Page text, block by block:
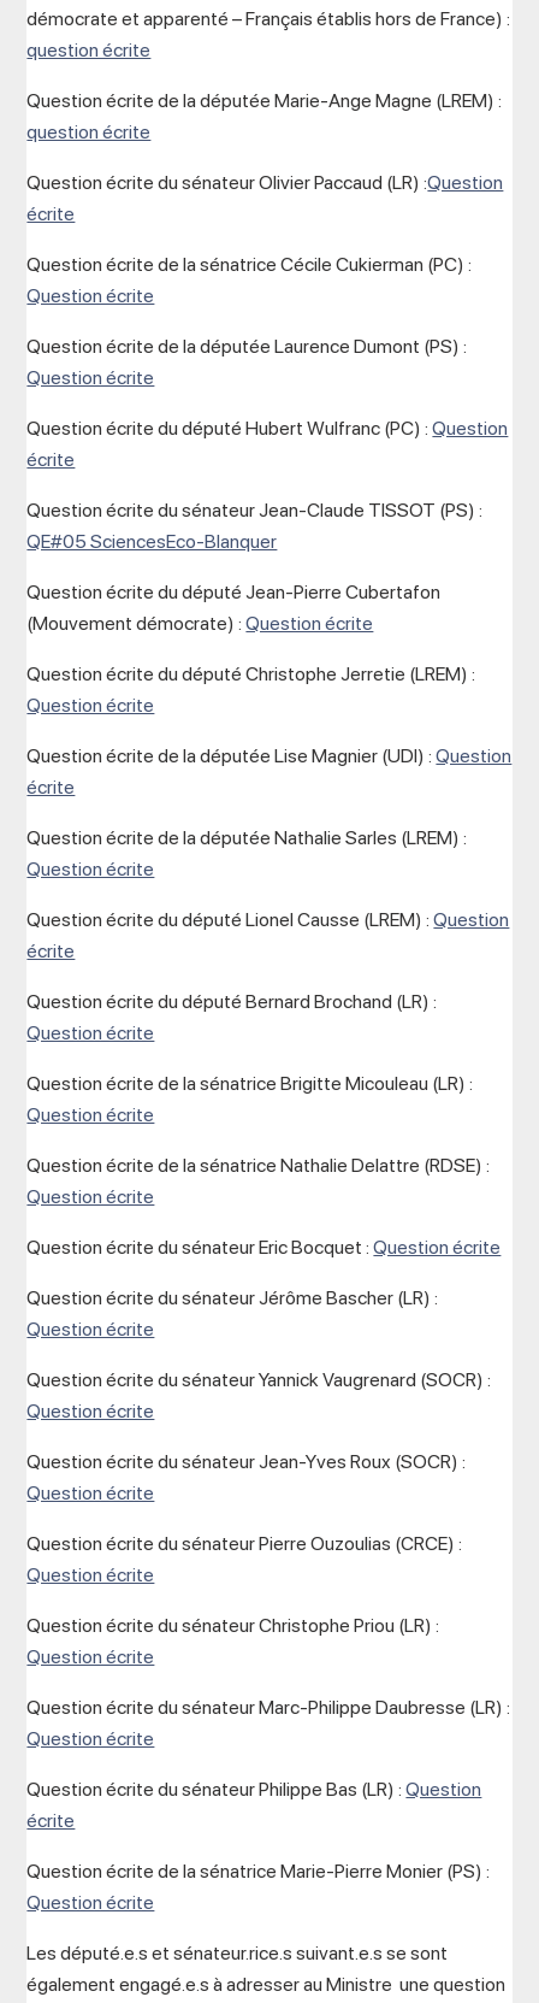
démocrate et apparenté – Français établis hors de France) :
question écrite
Question écrite de la députée Marie-Ange Magne (LREM) :
question écrite
Question écrite du sénateur Olivier Paccaud (LR) :Question
écrite
Question écrite de la sénatrice Cécile Cukierman (PC) :
Question écrite
Question écrite de la députée Laurence Dumont (PS) :
Question écrite
Question écrite du député Hubert Wulfranc (PC) :Question
écrite
Question écrite du sénateur Jean-Claude TISSOT (PS) :
QE#05 SciencesEco-Blanquer
Question écrite du député Jean-Pierre Cubertafon
(Mouvement démocrate) :Question écrite
Question écrite du député Christophe Jerretie (LREM) :
Question écrite
Question écrite de la députée Lise Magnier (UDI) :Question
écrite
Question écrite de la députée Nathalie Sarles (LREM) :
Question écrite
Question écrite du député Lionel Causse (LREM) :Question
écrite
Question écrite du député Bernard Brochand (LR) :
Question écrite
Question écrite de la sénatrice Brigitte Micouleau (LR) :
Question écrite
Question écrite de la sénatrice Nathalie Delattre (RDSE) :
Question écrite
Question écrite du sénateur Eric Bocquet :Question écrite
Question écrite du sénateur Jérôme Bascher (LR) :
Question écrite
Question écrite du sénateur Yannick Vaugrenard (SOCR) :
Question écrite
Question écrite du sénateur Jean-Yves Roux (SOCR) :
Question écrite
Question écrite du sénateur Pierre Ouzoulias (CRCE) :
Question écrite
Question écrite du sénateur Christophe Priou (LR) :
Question écrite
Question écrite du sénateur Marc-Philippe Daubresse (LR) :
Question écrite
Question écrite du sénateur Philippe Bas (LR) :Question
écrite
Question écrite de la sénatrice Marie-Pierre Monier (PS) :
Question écrite
Les député.e.s et sénateur.rice.s suivant.e.s se sont
également engagé.e.s à adresser au Ministre une question